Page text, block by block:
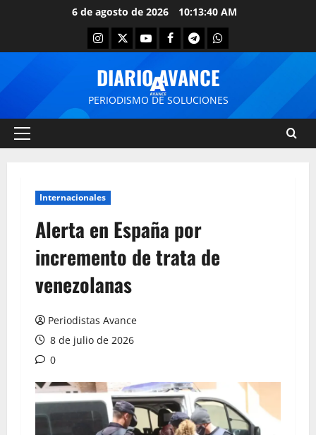
6 de agosto de 2026 10:13:40 AM
DIARIO AVANCE
PERIODISMO DE SOLUCIONES
Internacionales
Alerta en España por
incremento de trata de
venezolanas
Periodistas Avance
8 de julio de 2026
0